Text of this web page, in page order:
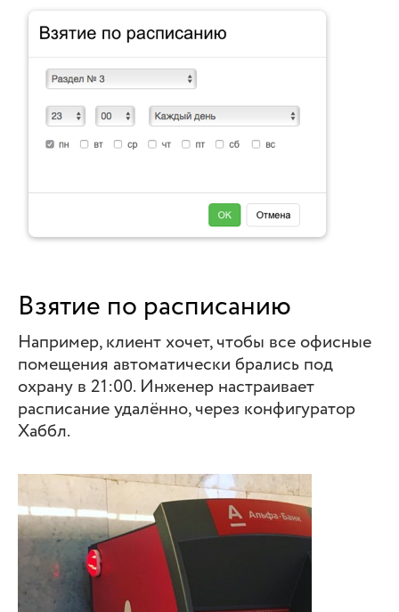
Взятие по расписанию
Например, клиент хочет, чтобы все офисные
помещения автоматически брались под
охрану в 21:00. Инженер настраивает
расписание удалённо, через конфигуратор
Хаббл.